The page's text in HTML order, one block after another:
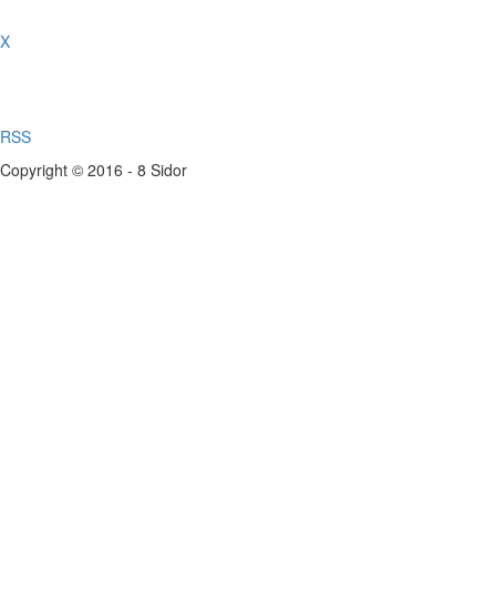
X
RSS
Copyright © 2016 - 8 Sidor